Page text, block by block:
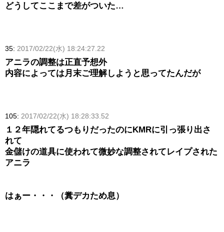
どうしてここまで差がついた…
35: 2017/02/22(水) 18:24:27.22
アニラの調整は正直予想外
内容によっては月末ご理解しようと思ってたんだが
105: 2017/02/22(水) 18:28:33.52
１２年隠れてるつもりだったのにKMRに引っ張り出さ
れて
金儲けの道具に使われて微妙な調整されてレイプされた
アニラ
はぁー・・・（糞デカため息）